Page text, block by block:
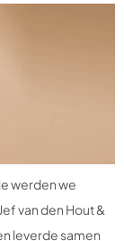
werden we
van den Hout &
leverde samen